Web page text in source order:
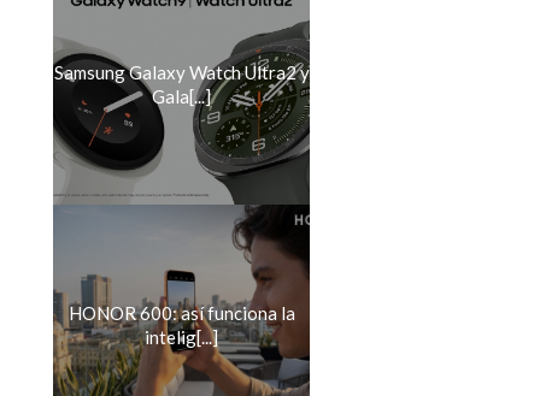
Samsung Galaxy Watch Ultra2 y
Gala[...]
HONOR 600: así funciona la
intelig[...]